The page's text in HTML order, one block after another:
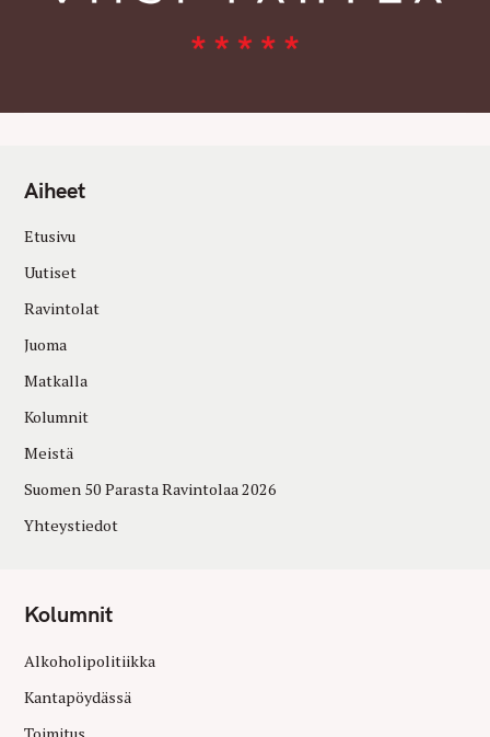
Aiheet
Etusivu
Uutiset
Ravintolat
Juoma
Matkalla
Kolumnit
Meistä
Suomen 50 Parasta Ravintolaa 2026
Yhteystiedot
Kolumnit
Alkoholipolitiikka
Kantapöydässä
Toimitus